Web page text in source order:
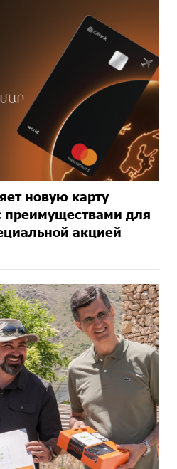
новую карту
преимуществами для
акцией